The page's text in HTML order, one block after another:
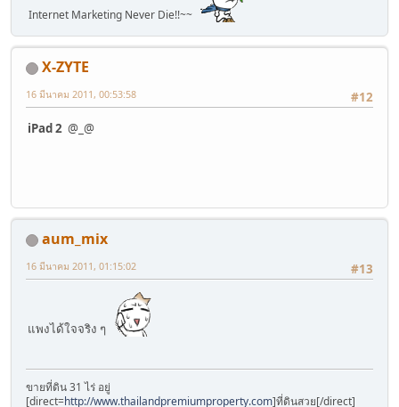
Internet Marketing Never Die!!~~
X-ZYTE
#12
16 มีนาคม 2011, 00:53:58
iPad 2 @_@
aum_mix
#13
16 มีนาคม 2011, 01:15:02
แพงได้ใจจริง ๆ
ขายที่ดิน 31 ไร่ อยู่
[direct=http://www.thailandpremiumproperty.com]ที่ดินสวย[/direct]